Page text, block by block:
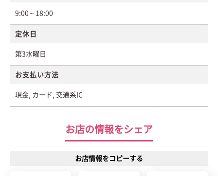
9:00～18:00
定休日
第3水曜日
お支払い方法
現金, カード, 交通系IC
お店の情報をシェア
お店情報をコピーする